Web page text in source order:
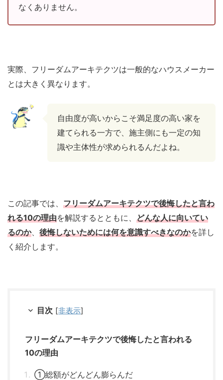
なくありません。
実際、フリーダムアーキテクツは一般的なハウスメーカー
とは大きく異なります。
自由度が高いからこそ満足度の高い家を
建てられる一方で、施主側にも一定の知
識や主体性が求められるんだよね。
この記事では、 フリーダムアーキテクツで後悔したと言わ
れる10の理由を解説するとともに、 どんな人に向いてい
るのか、 後悔しないためには何を意識すべきなのかを詳し
く紹介します。
目次 [非表示]
フリーダムアーキテクツで後悔したと言われる
10の理由
①総額がどんどん膨らんだ